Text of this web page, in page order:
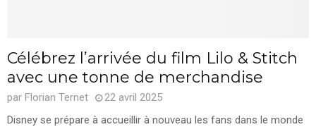
Célébrez l’arrivée du film Lilo & Stitch
avec une tonne de merchandise
par Florian Ternet
22 avril 2025
Disney se prépare à accueillir à nouveau les fans dans le monde